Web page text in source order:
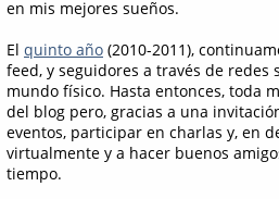
en mis mejores sueños.
El quinto año (2010-2011),
feed, y seguidores a través de
mundo físico. Hasta entonces, toda
del blog pero, gracias a una
eventos, participar en charlas y, en
virtualmente y a hacer buenos
tiempo.